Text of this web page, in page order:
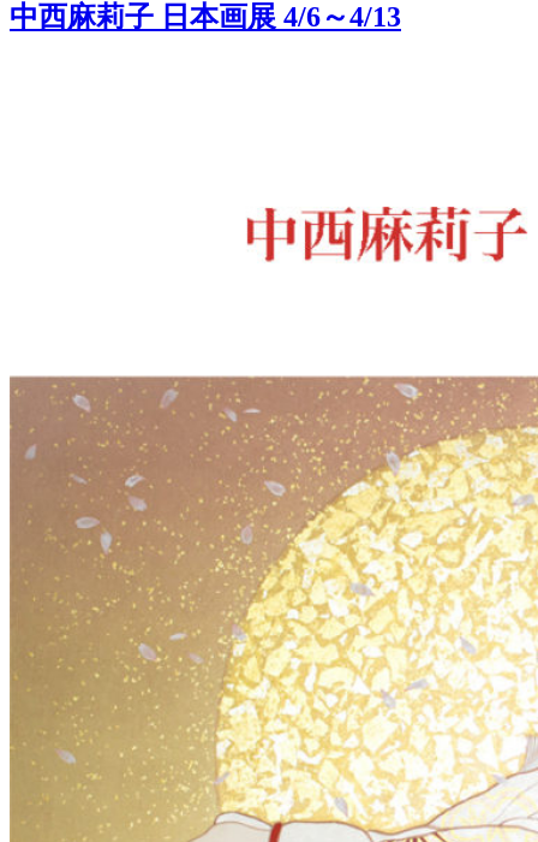
中西麻莉子 日本画展 4/6～4/13